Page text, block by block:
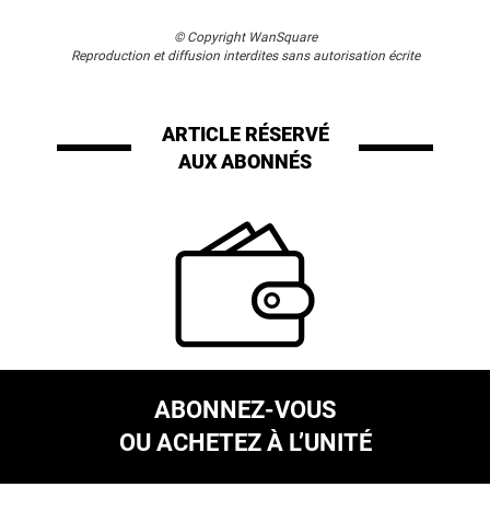
© Copyright WanSquare
Reproduction et diffusion interdites sans autorisation écrite
ARTICLE RÉSERVÉ
AUX ABONNÉS
ABONNEZ-VOUS
OU ACHETEZ À L’UNITÉ